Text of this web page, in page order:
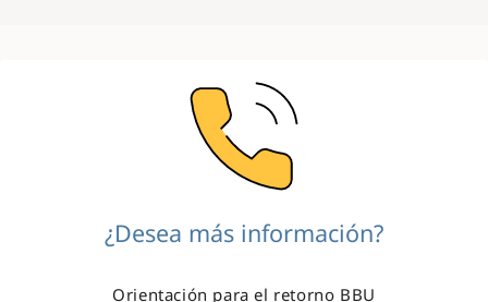
¿Desea más información?
Orientación para el retorno BBU